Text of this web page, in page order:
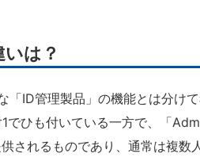
は？
ID管理製品」の機能とは分け
でひも付いている一方で、「
されるものであり、通常は複数